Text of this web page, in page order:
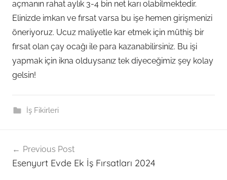
açmanın rahat aylık 3-4 bin net karı olabilmektedir.
Elinizde imkan ve fırsat varsa bu işe hemen girişmenizi
öneriyoruz. Ucuz maliyetle kar etmek için müthiş bir
fırsat olan çay ocağı ile para kazanabilirsiniz. Bu işi
yapmak için ikna olduysanız tek diyeceğimiz şey kolay
gelsin!
İş Fikirleri
navigation
Previous Post
Esenyurt Evde Ek İş Fırsatları 2024